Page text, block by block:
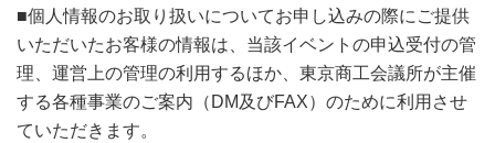
■個人情報のお取り扱いについてお申し込みの際にご提供
いただいたお客様の情報は、当該イベントの申込受付の管
理、運営上の管理の利用するほか、東京商工会議所が主催
する各種事業のご案内（DM及びFAX）のために利用させ
ていただきます。